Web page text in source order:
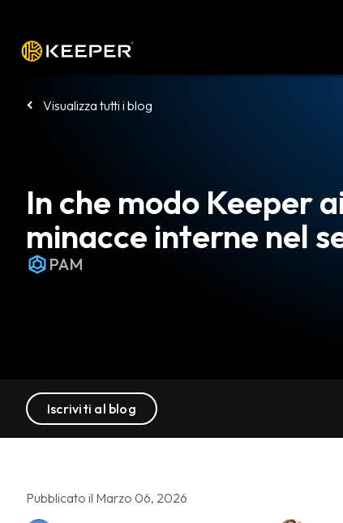
Visualizza tutti i blog
In che modo Keeper
minacce interne nel
PAM
Iscriviti al blog
Pubblicato il Marzo 06, 2026